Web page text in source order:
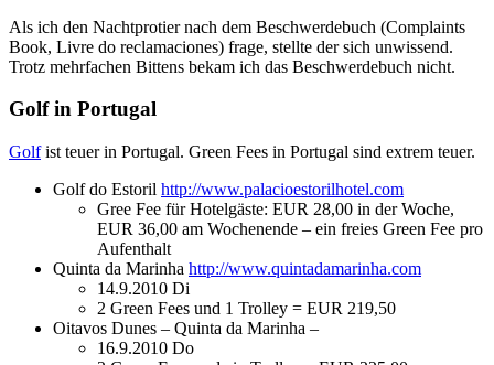
Als ich den Nachtprotier nach dem Beschwerdebuch (Complaints
Book, Livre do reclamaciones) frage, stellte der sich unwissend.
Trotz mehrfachen Bittens bekam ich das Beschwerdebuch nicht.
Golf in Portugal
Golfist teuer in Portugal. Green Fees in Portugal sind extrem teuer.
Golf do Estoril http://www.palacioestorilhotel.com
Gree Fee für Hotelgäste: EUR 28,00 in der Woche,
EUR 36,00 am Wochenende – ein freies Green Fee pro
Aufenthalt
Quinta da Marinha http://www.quintadamarinha.com
14.9.2010 Di
2 Green Fees und 1 Trolley = EUR 219,50
Oitavos Dunes – Quinta da Marinha –
16.9.2010 Do